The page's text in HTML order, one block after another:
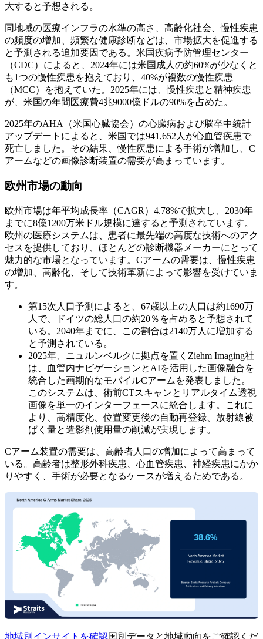
大すると予想される。
同地域の医療インフラの水準の高さ、高齢化社会、慢性疾患
の頻度の増加、頻繁な健康診断などは、市場拡大を促進する
と予測される追加要因である。米国疾病予防管理センター
（CDC）によると、2024年には米国成人の約60%が少なくと
も1つの慢性疾患を抱えており、40%が複数の慢性疾患
（MCC）を抱えていた。2025年には、慢性疾患と精神疾患
が、米国の年間医療費4兆9000億ドルの90%を占めた。
2025年のAHA（米国心臓協会）の心臓病および脳卒中統計
アップデートによると、米国では941,652人が心血管疾患で
死亡しました。その結果、慢性疾患による手術が増加し、C
アームなどの画像診断装置の需要が高まっています。
欧州市場の動向
欧州市場は年平均成長率（CAGR）4.78%で拡大し、2030年
までに8億1200万米ドル規模に達すると予測されています。
欧州の医療システムは、患者に最先端の高度な技術へのアク
セスを提供しており、ほとんどの診断機器メーカーにとって
魅力的な市場となっています。Cアームの需要は、慢性疾患
の増加、高齢化、そして技術革新によって影響を受けていま
す。
第15次人口予測によると、67歳以上の人口は約1690万
人で、ドイツの総人口の約20％を占めると予想されて
いる。2040年までに、この割合は2140万人に増加する
と予測されている。
2025年、ニュルンベルクに拠点を置くZiehm Imaging社
は、血管内ナビゲーションとAIを活用した画像融合を
統合した画期的なモバイルCアームを発表しました。
このシステムは、術前CTスキャンとリアルタイム透視
画像を単一のインターフェースに統合します。これに
より、高精度化、位置変更後の自動再登録、放射線被
ばく量と造影剤使用量の削減が実現します。
Cアーム装置の需要は、高齢者人口の増加によって高まって
いる。高齢者は整形外科疾患、心血管疾患、神経疾患にかか
りやすく、手術が必要となるケースが増えるためである。
地域別インサイトを確認国別データと地域動向をご確認くだ